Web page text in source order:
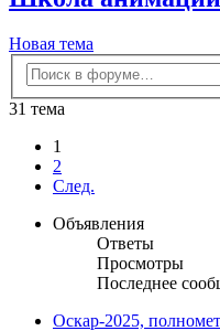
Новая тема
31 тема
1
2
След.
Объявления
Ответы
Просмотры
Последнее
Оскар-2025,